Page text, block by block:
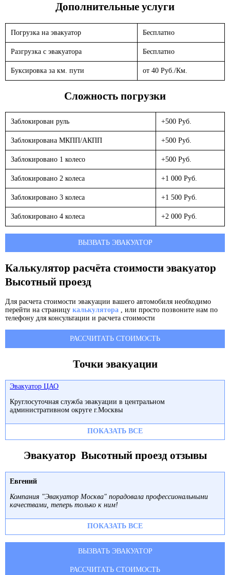
Дополнительные услуги
Погрузка на эвакуатор Бесплатно
Разгрузка с эвакуатора Бесплатно
Буксировка за км. пути от 40 Руб./Км.
Сложность погрузки
Заблокирован руль +500 Руб.
Заблокирована МКПП/АКПП +500 Руб.
Заблокировано 1 колесо +500 Руб.
Заблокировано 2 колеса +1 000 Руб.
Заблокировано 3 колеса +1 500 Руб.
Заблокировано 4 колеса +2 000 Руб.
ВЫЗВАТЬ ЭВАКУАТОР
Калькулятор расчёта стоимости эвакуатор
Высотный проезд
Для расчета стоимости эвакуации вашего автомобиля необходимо
перейти на страницу калькулятора , или просто позвоните нам по
телефону для консультации и расчета стоимости
РАССЧИТАТЬ СТОИМОСТЬ
Точки эвакуации
Эвакуатор ЦАО
Круглосуточная служба эвакуации в центральном
административном округе г.Москвы
ПОКАЗАТЬ ВСЕ
Эвакуатор Высотный проезд отзывы
Евгений
Компания "Эвакуатор Москва" порадовала профессиональными
качествами, теперь только к ним!
ПОКАЗАТЬ ВСЕ
ВЫЗВАТЬ ЭВАКУАТОР
РАССЧИТАТЬ СТОИМОСТЬ